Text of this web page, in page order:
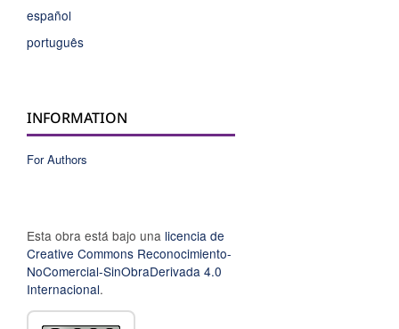
español
português
INFORMATION
For Authors
Esta obra está bajo una licencia de
Creative Commons Reconocimiento-
NoComercial-SinObraDerivada 4.0
Internacional.